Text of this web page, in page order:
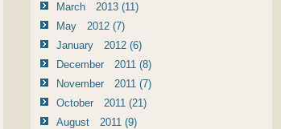
March 2013 (11)
May 2012 (7)
January 2012 (6)
December 2011 (8)
November 2011 (7)
October 2011 (21)
August 2011 (9)